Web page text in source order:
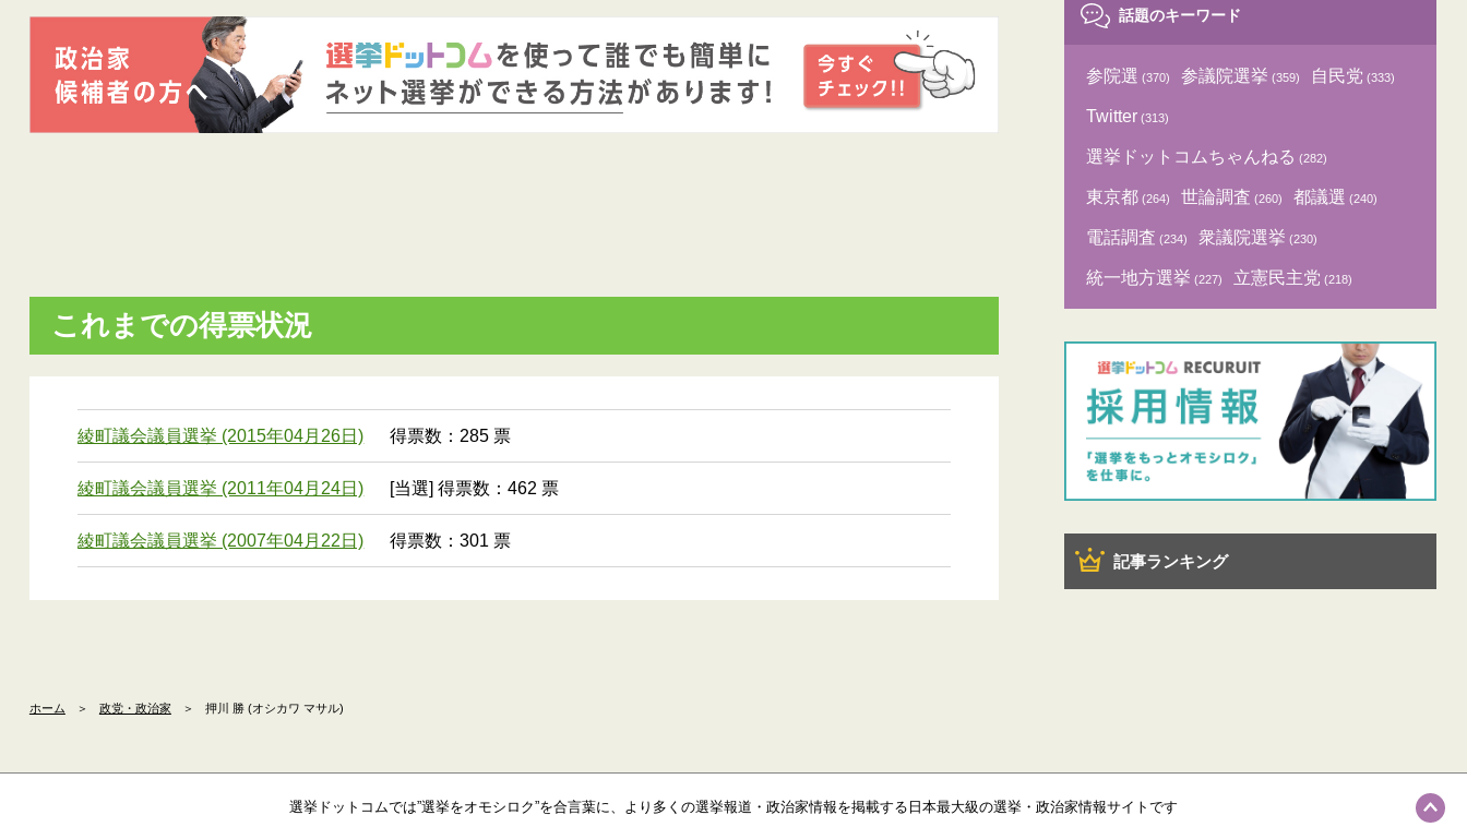
これまでの得票状況
綾町議会議員選挙 (2015年04月26日) 得票数：285 票
綾町議会議員選挙 (2011年04月24日) [当選] 得票数：462 票
綾町議会議員選挙 (2007年04月22日) 得票数：301 票
話題のキーワード
参院選 (370) 参議院選挙 (359) 自民党 (333)
Twitter (313)
選挙ドットコムちゃんねる (282)
東京都 (264) 世論調査 (260) 都議選 (240)
電話調査 (234) 衆議院選挙 (230)
統一地方選挙 (227) 立憲民主党 (218)
記事ランキング
ホーム ＞ 政党・政治家 ＞ 押川 勝 (オシカワ マサル)
選挙ドットコムでは”選挙をオモシロク”を合言葉に、より多くの選挙報道・政治家情報を掲載する日本最大級の選挙・政治家情報サイトです